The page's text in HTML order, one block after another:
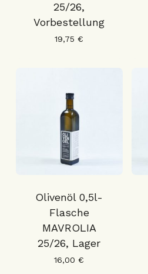
25/26,
Vorbestellung
19,75€
Olivenöl 0,5l-
Flasche
MAVROLIA
25/26, Lager
16,00€